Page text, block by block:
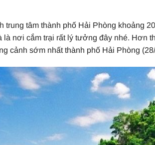
trung tâm thành phố Hải Phòng khoảng
là nơi cắm trại rất lý tưởng đây nhé. Hơn
cảnh sớm nhất thành phố Hải Phòng